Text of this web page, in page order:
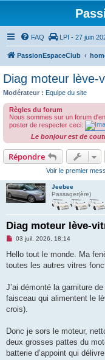
FAQ LPI - 27 juin
PassionEspaceClub
Diag moteur lève-
Modérateur : Equipe du site
Règles du forum
Nous sommes sur un forum
poster de respecter ceci:
Le bonjour est de
Répondre
Voir le premier
Jeebee
Passager(ère)
Diag moteur lève-
M
s
a
n
o
l
03 juil. 2026, 18:14
Hello tout le monde. Ma
toutes les autres vitres
J’ai démonté la garniture
faisceau qui alimentent le
crois).
Donc je sors le moteur,
deux grosses pattes du
batterie d’appoint qui